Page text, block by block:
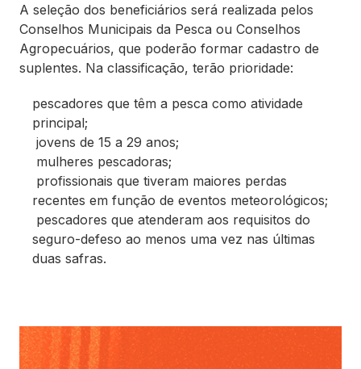
A seleção dos beneficiários será realizada pelos
Conselhos Municipais da Pesca ou Conselhos
Agropecuários, que poderão formar cadastro de
suplentes. Na classificação, terão prioridade:
pescadores que têm a pesca como atividade
principal;
jovens de 15 a 29 anos;
mulheres pescadoras;
⁠profissionais que tiveram maiores perdas
recentes em função de eventos meteorológicos;
⁠pescadores que atenderam aos requisitos do
seguro-defeso ao menos uma vez nas últimas
duas safras.